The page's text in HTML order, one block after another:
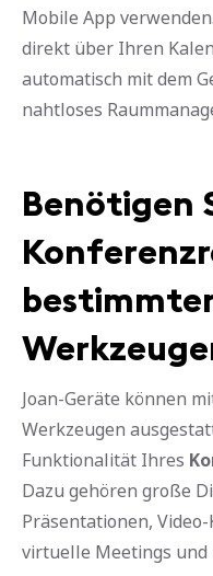
Mobile App
direkt über Ihren
automatisch mit dem
nahtloses
Benötigen
Joan-Geräte können
Werkzeugen
Funktionalität Ihres
Dazu gehören große
Präsentationen,
virtuelle Meetings